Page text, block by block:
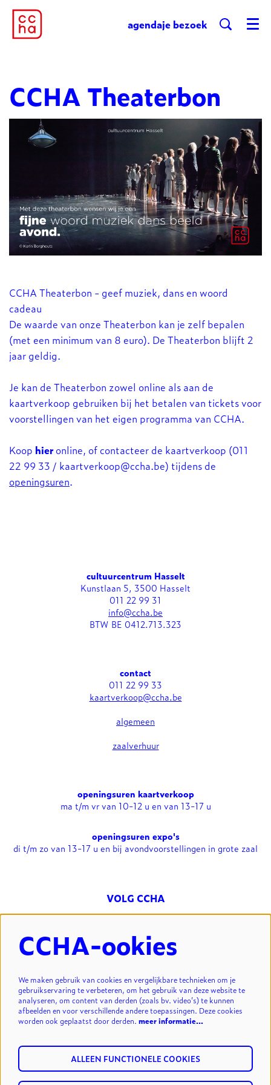
agendaje bezoek Menu
CCHA Theaterbon
CCHA Theaterbon - geef muziek, dans en woord
cadeau
De waarde van onze Theaterbon kan je zelf bepalen
(met een minimum van 8 euro). De Theaterbon blijft 2
jaar geldig.
Je kan de Theaterbon zowel online als aan de
kaartverkoop gebruiken bij het betalen van tickets voor
voorstellingen van het eigen programma van CCHA.
Koop hieronline, of contacteer de kaartverkoop (011
22 99 33 / kaartverkoop@ccha.be) tijdens de
openingsuren.
cultuurcentrum Hasselt
Kunstlaan 5, 3500 Hasselt
011 22 99 31
info@ccha.be
BTW BE 0412.713.323
contact
011 22 99 33
kaartverkoop@ccha.be
algemeen
zaalverhuur
openingsuren kaartverkoop
ma t/m vr van 10-12 u en van 13-17 u
openingsuren expo's
di t/m zo van 13-17 u en bij avondvoorstellingen in grote zaal
VOLG CCHA
INSCHRIJVEN
CCHA-ookies
We maken gebruik van cookies en vergelijkbare technieken om je
gebruikservaring te verbeteren, om het gebruik van deze website te
analyseren, om content van derden (zoals bv. video’s) te kunnen
afbeelden en voor verschillende andere toepassingen. Deze cookies
worden ook geplaatst door derden. meer informatie…
ALLEEN FUNCTIONELE COOKIES